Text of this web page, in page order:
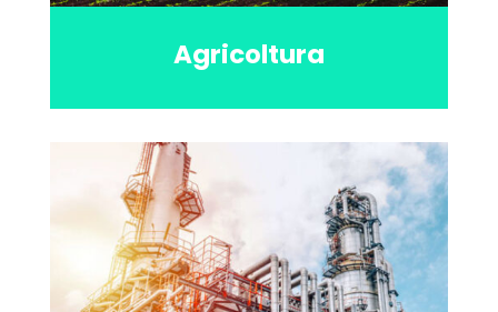
Agricoltura